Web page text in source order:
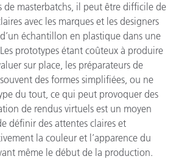
de masterbatchs, il peut être difficile de
avec les marques et les designers
échantillon en plastique dans une
prototypes étant coûteux à produire
sur place, les préparateurs de
des formes simplifiées, ou ne
du tout, ce qui peut provoquer des
de rendus virtuels est un moyen
définir des attentes claires et
la couleur et l’apparence du
même le début de la production.